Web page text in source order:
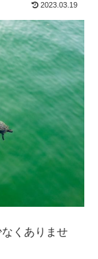
2023.03.19
なくありませ